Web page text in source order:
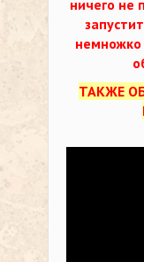
ничего не
немножко
ТАКЖЕ